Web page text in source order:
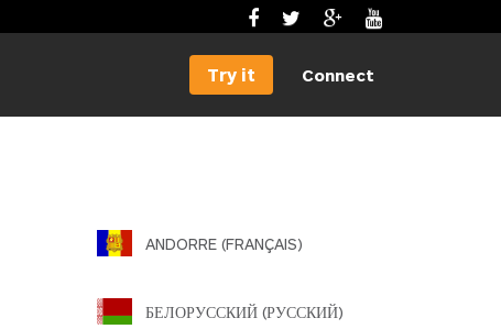
Try it Connect
ANDORRE (FRANÇAIS)
БЕЛОРУССКИЙ (РУССКИЙ)